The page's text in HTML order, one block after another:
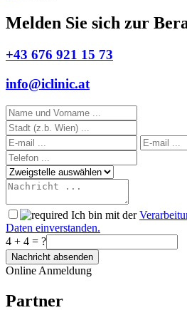
Melden Sie sich zur
+43 676 921 15 73
info@iclinic.at
Ich bin mit der
Daten einverstanden.
4 + 4 = ?
Online Anmeldung
Partner